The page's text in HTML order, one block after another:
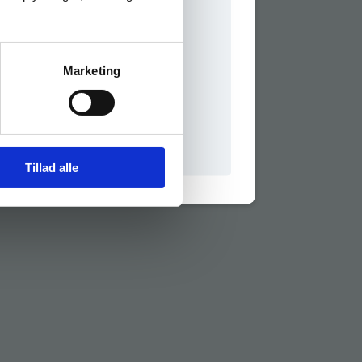
Marketing
Tillad alle